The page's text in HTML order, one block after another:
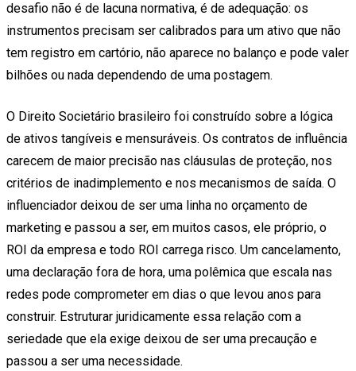
desafio não é de lacuna normativa, é de adequação: os
instrumentos precisam ser calibrados para um ativo que não
tem registro em cartório, não aparece no balanço e pode valer
bilhões ou nada dependendo de uma postagem.
O Direito Societário brasileiro foi construído sobre a lógica
de ativos tangíveis e mensuráveis. Os contratos de influência
carecem de maior precisão nas cláusulas de proteção, nos
critérios de inadimplemento e nos mecanismos de saída. O
influenciador deixou de ser uma linha no orçamento de
marketing e passou a ser, em muitos casos, ele próprio, o
ROI da empresa e todo ROI carrega risco. Um cancelamento,
uma declaração fora de hora, uma polêmica que escala nas
redes pode comprometer em dias o que levou anos para
construir. Estruturar juridicamente essa relação com a
seriedade que ela exige deixou de ser uma precaução e
passou a ser uma necessidade.